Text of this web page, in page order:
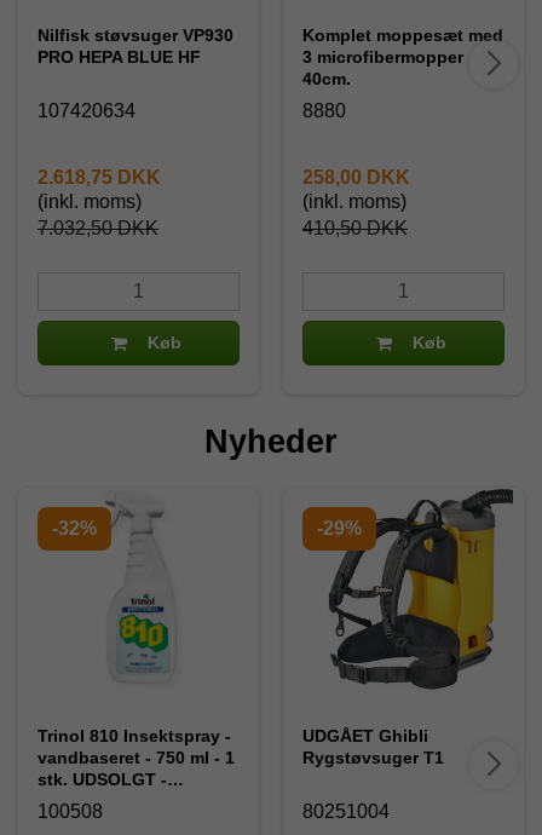
Nilfisk støvsuger VP930
PRO HEPA BLUE HF
107420634
7.032,50 DKK
2.618,75 DKK
(inkl. moms)
Køb
Komplet moppesæt med
3 microfibermopper
40cm.
8880
410,50 DKK
258,00 DKK
(inkl. moms)
Køb
Nyheder
-32%
Trinol 810 Insektspray -
vandbaseret - 750 ml - 1
stk. UDSOLGT -
Forventes på lager 11/8-
26
100508
-29%
UDGÅET Ghibli
Rygstøvsuger T1
80251004